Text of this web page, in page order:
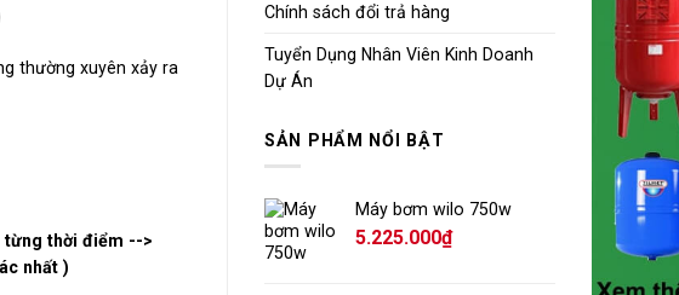
Chính sách đổi trả hàng
Tuyển Dụng Nhân Viên Kinh Doanh
Dự Án
SẢN PHẨM NỔI BẬT
Máy bơm wilo 750w
5.225.000₫
thường xuyên xảy ra
từng thời điểm -->
nhất )